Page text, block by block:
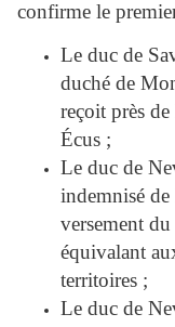
confirme le
Le duc de
duché de
reçoit près
Écus ;
Le duc de
indemnisé de
versement
équivalant
territoires ;
Le duc de